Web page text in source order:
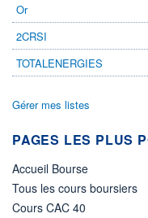
Or
2CRSI
TOTALENERGIES
Gérer mes listes
PAGES LES PLUS
Accueil Bourse
Tous les cours boursiers
Cours CAC 40